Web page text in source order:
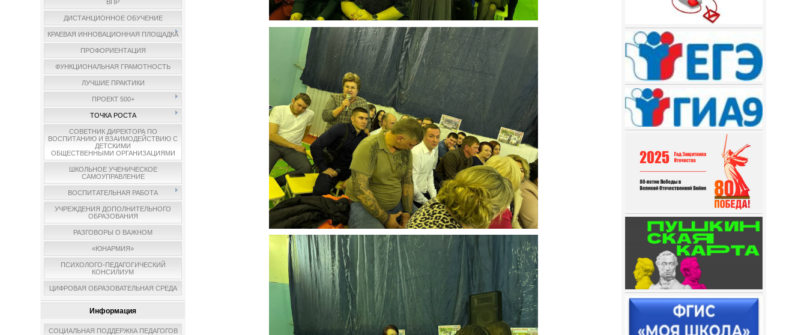
ВПР
ДИСТАНЦИОННОЕ ОБУЧЕНИЕ
КРАЕВАЯ ИННОВАЦИОННАЯ ПЛОЩАДКА
ПРОФОРИЕНТАЦИЯ
ФУНКЦИОНАЛЬНАЯ ГРАМОТНОСТЬ
ЛУЧШИЕ ПРАКТИКИ
ПРОЕКТ 500+
ТОЧКА РОСТА
СОВЕТНИК ДИРЕКТОРА ПО
ВОСПИТАНИЮ И ВЗАИМОДЕЙСТВИЮ С
ДЕТСКИМИ
ОБЩЕСТВЕННЫМИ ОРГАНИЗАЦИЯМИ
ШКОЛЬНОЕ УЧЕНИЧЕСКОЕ
САМОУПРАВЛЕНИЕ
ВОСПИТАТЕЛЬНАЯ РАБОТА
УЧРЕЖДЕНИЯ ДОПОЛНИТЕЛЬНОГО
ОБРАЗОВАНИЯ
РАЗГОВОРЫ О ВАЖНОМ
«ЮНАРМИЯ»
ПСИХОЛОГО-ПЕДАГОГИЧЕСКИЙ
КОНСИЛИУМ
ЦИФРОВАЯ ОБРАЗОВАТЕЛЬНАЯ СРЕДА
Информация
СОЦИАЛЬНАЯ ПОДДЕРЖКА ПЕДАГОГОВ